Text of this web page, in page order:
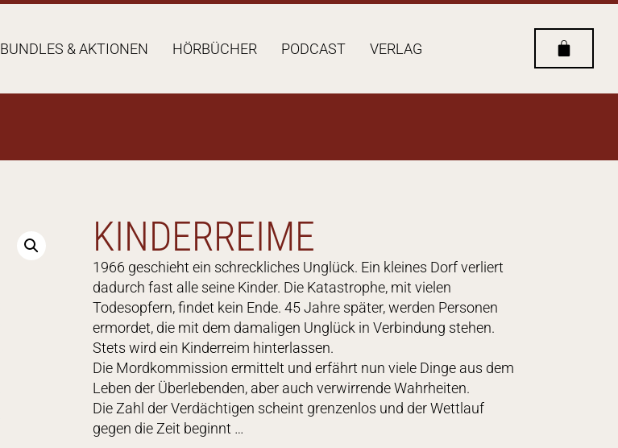
BUNDLES & AKTIONEN HÖRBÜCHER PODCAST VERLAG
KINDERREIME
1966 geschieht ein schreckliches Unglück. Ein kleines Dorf verliert
dadurch fast alle seine Kinder. Die Katastrophe, mit vielen
Todesopfern, findet kein Ende. 45 Jahre später, werden Personen
ermordet, die mit dem damaligen Unglück in Verbindung stehen.
Stets wird ein Kinderreim hinterlassen.
Die Mordkommission ermittelt und erfährt nun viele Dinge aus dem
Leben der Überlebenden, aber auch verwirrende Wahrheiten.
Die Zahl der Verdächtigen scheint grenzenlos und der Wettlauf
gegen die Zeit beginnt …